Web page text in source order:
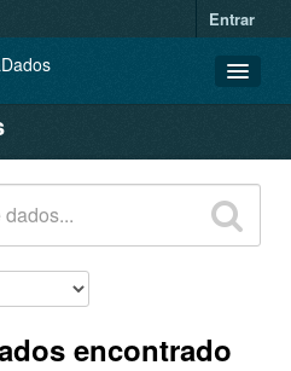
Entrar
encontrado